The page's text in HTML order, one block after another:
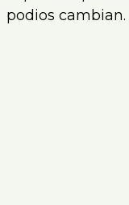
podios cambian.